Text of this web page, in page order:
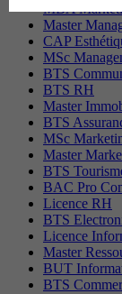
MBA
Master
CAP
MSc
BTS
BTS RH
Master
BTS
MSc
Master
BTS
BAC Pro
Licence RH
BTS
Licence
Master
BUT
BTS